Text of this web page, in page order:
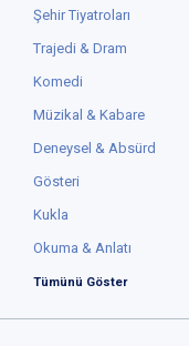
Şehir Tiyatroları
Trajedi & Dram
Komedi
Müzikal & Kabare
Deneysel & Absürd
Gösteri
Kukla
Okuma & Anlatı
Tümünü Göster